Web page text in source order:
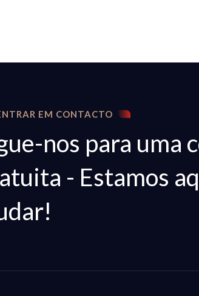
EM CONTACTO
nos para uma
- Estamos